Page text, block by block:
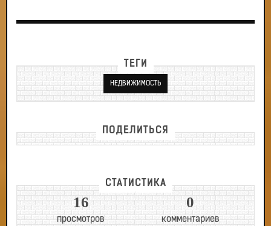
ТЕГИ
НЕДВИЖИМОСТЬ
ПОДЕЛИТЬСЯ
СТАТИСТИКА
16
просмотров
0
комментариев